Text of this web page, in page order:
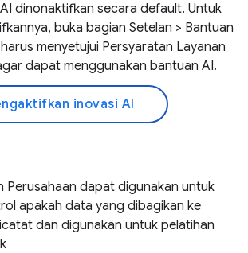
dinonaktifkan secara default. Untuk
buka bagian Setelan > Bantuan
menyetujui Persyaratan Layanan
dapat menggunakan bantuan AI.
inovasi AI
Perusahaan dapat digunakan untuk
apakah data yang dibagikan ke
dan digunakan untuk pelatihan